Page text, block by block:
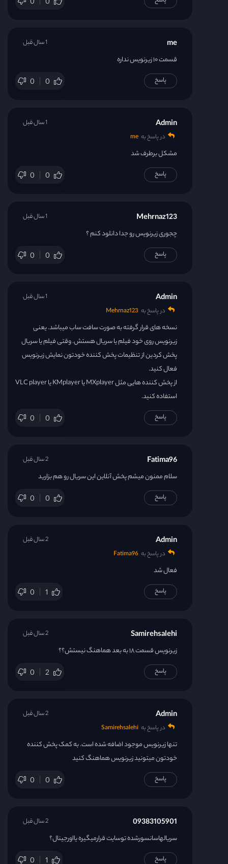
0 0
me
قسمت ۱۰ زیرنویس نداره
0 0
1 سال قبل
پاسخ
Admin
در پاسخ به me
مشکل برطرف شد
0 0
1 سال قبل
پاسخ
Mehrnaz123
چجوری زیرنویس رو جدا دانلود کنم ؟
0 0
1 سال قبل
پاسخ
Admin
در پاسخ به Mehrnaz123
نسخه های قرار گرفته به صورت سافت ساب میباشد. یعنی
زیرنویس روی خود فیلم یا سریال هستش. وقتی فیلم یا سریال
پخش کردین از تنظیمات پخش کننده خودتون نمایش زیرنویس
فعال کنید.
از پخش کننده هایی مثل MXplayer یا KMplayer یا VLC player
استفاده کنید.
0 0
1 سال قبل
پاسخ
Fatima96
سلام ممنون میشم پخش آنلاین این سریال رو هم بزارید
0 0
2 سال قبل
پاسخ
Admin
در پاسخ به Fatima96
فعال شد
0 1
2 سال قبل
پاسخ
Samirehsalehi
زیرنویس قسمت ۱۸ به بعد هماهنگ نیستش؟؟
0 2
2 سال قبل
پاسخ
Admin
در پاسخ به Samirehsalehi
تنها زیرنویس موجود اضافه شده است. به کمک پخش کننده
خودتون میتونید زیرنویس هماهنگ کنید
0 0
2 سال قبل
پاسخ
09383105901
سریالهاسانسورشده توسایت قرارمیگیره یااورجینال؟
2 سال قبل
پاسخ